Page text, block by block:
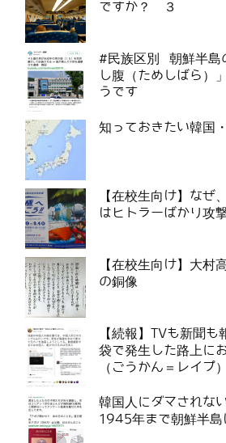
ですか？ ３
#民族区別 朝鮮半島
し腹（ためしばら）
うです
知っておきたい韓国
【在校生向け】なぜ
はヒトラーばかり攻
【在校生向け】大村
の銅像
【続報】TVも新聞
袋で発生した路上に
（ごうかん＝レイプ
韓国人にダマされな
1945年まで朝鮮半島